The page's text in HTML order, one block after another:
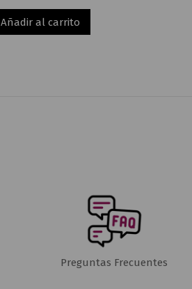
Añadir al carrito
Preguntas Frecuentes